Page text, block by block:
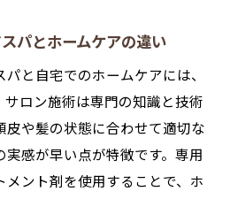
パとホームケアの違い
と自宅でのホームケアには、
サロン施術は専門の知識と技術
皮や髪の状態に合わせて適切な
感が早い点が特徴です。専用
ント剤を使用することで、ホ